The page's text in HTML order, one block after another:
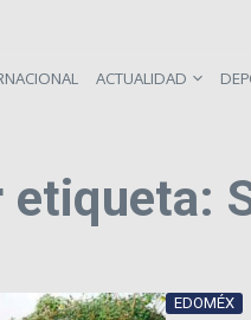
ACTUALIDAD
etiqueta:
EDOMÉX